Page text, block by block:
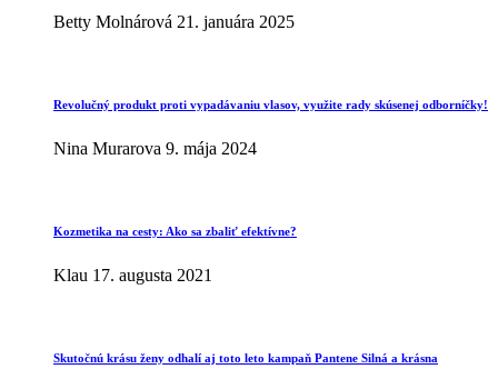
Betty Molnárová 21. januára 2025
Revolučný produkt proti vypadávaniu vlasov, využite rady skúsenej odborníčky!
Nina Murarova 9. mája 2024
Kozmetika na cesty: Ako sa zbaliť efektívne?
Klau 17. augusta 2021
Skutočnú krásu ženy odhalí aj toto leto kampaň Pantene Silná a krásna